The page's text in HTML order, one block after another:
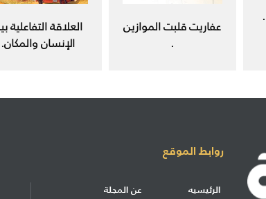
الإنسان والمكان.
.
إرسال مشاركة
الاشتراكات